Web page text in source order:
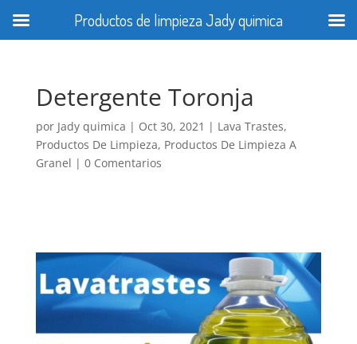
Detergente Toronja
por Jady quimica | Oct 30, 2021 | Lava Trastes,
Productos De Limpieza, Productos De Limpieza A
Granel | 0 Comentarios
Productos de limpieza Jady quimica